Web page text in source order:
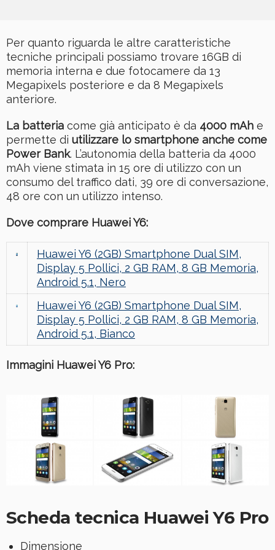
Per quanto riguarda le altre caratteristiche
tecniche principali possiamo trovare 16GB di
memoria interna e due fotocamere da 13
Megapixels posteriore e da 8 Megapixels
anteriore.
La batteria come già anticipato è da 4000 mAh e
permette di utilizzare lo smartphone anche come
Power Bank. L’autonomia della batteria da 4000
mAh viene stimata in 15 ore di utilizzo con un
consumo del traffico dati, 39 ore di conversazione,
48 ore con un utilizzo intenso.
Dove comprare Huawei Y6:
Huawei Y6 (2GB) Smartphone Dual SIM,
Display 5 Pollici, 2 GB RAM, 8 GB Memoria,
Android 5.1, Nero
Huawei Y6 (2GB) Smartphone Dual SIM,
Display 5 Pollici, 2 GB RAM, 8 GB Memoria,
Android 5.1, Bianco
Immagini Huawei Y6 Pro:
Scheda tecnica Huawei Y6 Pro
Dimensione